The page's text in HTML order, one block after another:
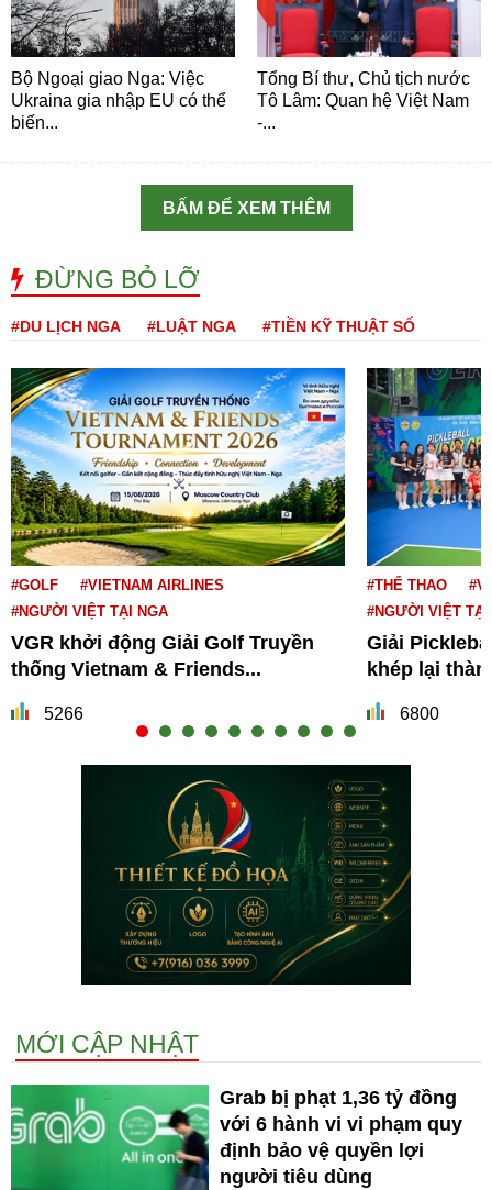
Bộ Ngoại giao Nga: Việc
Ukraina gia nhập EU có thể
biến...
Tổng Bí thư, Chủ tịch nước
Tô Lâm: Quan hệ Việt Nam
-...
BẤM ĐỂ XEM THÊM
ĐỪNG BỎ LỠ
#DU LỊCH NGA #LUẬT NGA #TIỀN KỸ THUẬT SỐ
#GOLF
#VIETNAM AIRLINES
#NGƯỜI VIỆT TẠI NGA
VGR khởi động Giải Golf Truyền
thống Vietnam & Friends...
5266
#THỂ THAO
#NGƯỜI VIỆT TẠI
Giải
khép lại
6800
MỚI CẬP NHẬT
Grab bị phạt 1,36 tỷ đồng
với 6 hành vi vi phạm quy
định bảo vệ quyền lợi
người tiêu dùng